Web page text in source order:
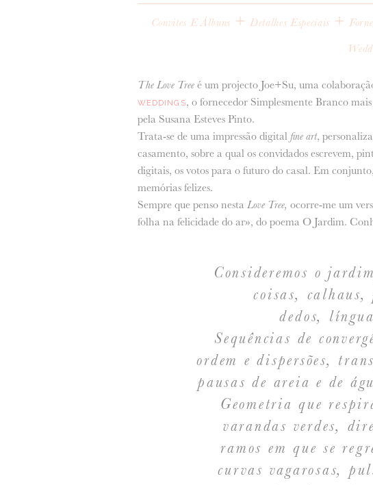
Convites E Álbuns +Detalhes Especiais +
The Love Treeé um projecto Joe+Su, uma
WEDDINGS, o fornecedor Simplesmente Branco
pela Susana Esteves Pinto.
Trata-se de uma impressão digital fine art,
casamento, sobre a qual os convidados escrevem,
digitais, os votos para o futuro do casal. Em
memórias felizes.
Sempre que penso nesta Love Tree, ocorre-me um
folha na felicidade do ar», do poema O Jardim.
Consideremos o
coisas,
dedos,
Sequências de
ordem e dispersões,
pausas de areia e de
Geometria que
varandas verdes,
ramos em que se
curvas vagarosas,